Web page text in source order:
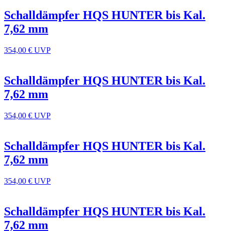
Schalldämpfer HQS HUNTER bis Kal.
7,62 mm
354,00 € UVP
Schalldämpfer HQS HUNTER bis Kal.
7,62 mm
354,00 € UVP
Schalldämpfer HQS HUNTER bis Kal.
7,62 mm
354,00 € UVP
Schalldämpfer HQS HUNTER bis Kal.
7,62 mm